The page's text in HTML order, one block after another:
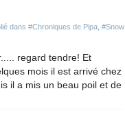
dans #Chroniques de Pipa #Snow
regard tendre! Et
mois il est arrivé chez
il a mis un beau poil et de